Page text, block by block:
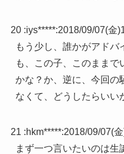
20 :iys*****:2018/09/07(金
もう少し、誰かがアドバ
も、この子、このまま
かな？か、逆に、今回の
なくて、どうしたらいい
21 :hkm*****:2018/09/07(
まず一つ言いたいのは生